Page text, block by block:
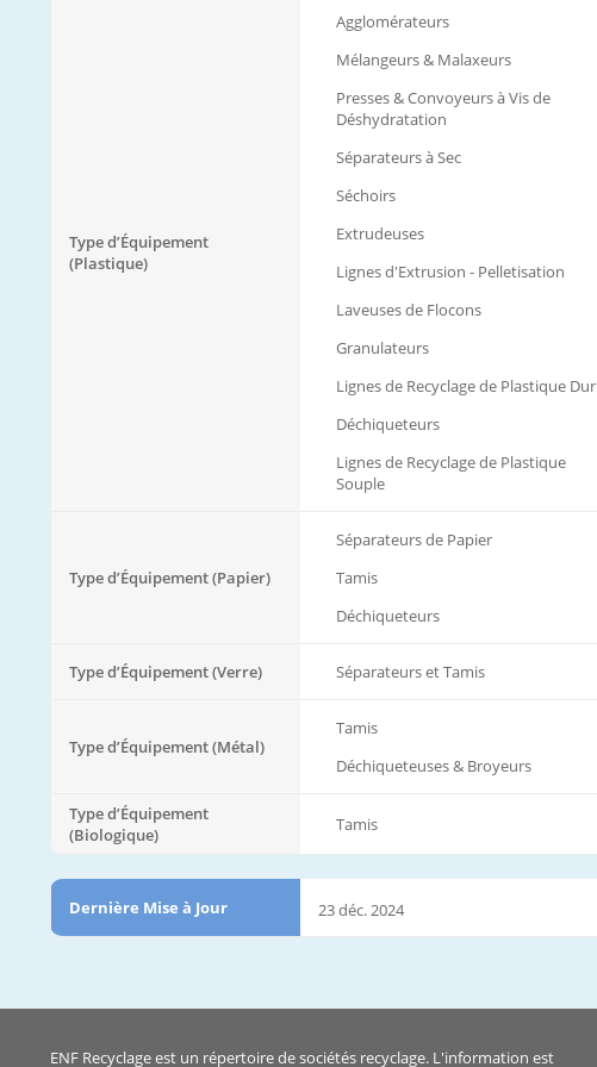
Type d’Équipement
(Plastique)
Agglomérateurs
Mélangeurs & Malaxeurs
Presses & Convoyeurs à Vis de
Déshydratation
Séparateurs à Sec
Séchoirs
Extrudeuses
Lignes d'Extrusion - Pelletisation
Laveuses de Flocons
Granulateurs
Lignes de Recyclage de Plastique Dur
Déchiqueteurs
Lignes de Recyclage de Plastique
Souple
Type d’Équipement (Papier)
Séparateurs de Papier
Tamis
Déchiqueteurs
Type d’Équipement (Verre) Séparateurs et Tamis
Type d’Équipement (Métal)
Tamis
Déchiqueteuses & Broyeurs
Type d’Équipement
(Biologique)
Tamis
Dernière Mise à Jour 23 déc. 2024
ENF Recyclage est un répertoire de sociétés recyclage. L'information est